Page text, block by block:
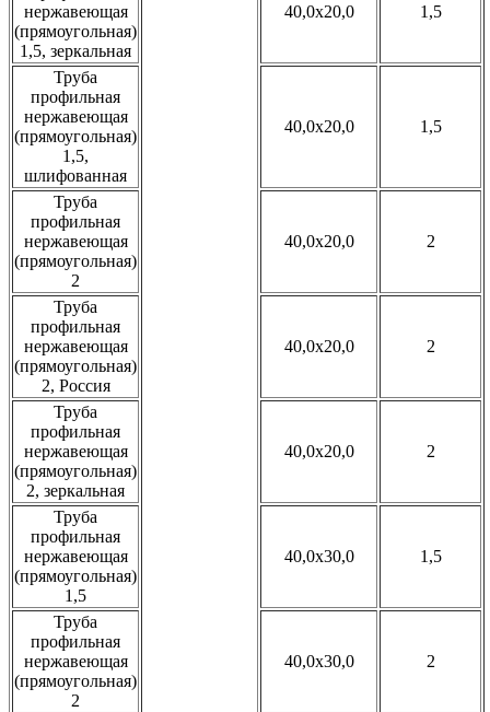
нержавеющая
(прямоугольная)
1,5, зеркальная
40,0x20,0 1,5
Труба
профильная
нержавеющая
(прямоугольная)
1,5,
шлифованная
40,0x20,0 1,5
Труба
профильная
нержавеющая
(прямоугольная)
2
40,0x20,0 2
Труба
профильная
нержавеющая
(прямоугольная)
2, Россия
40,0x20,0 2
Труба
профильная
нержавеющая
(прямоугольная)
2, зеркальная
40,0x20,0 2
Труба
профильная
нержавеющая
(прямоугольная)
1,5
40,0x30,0 1,5
Труба
профильная
нержавеющая
(прямоугольная)
2
40,0x30,0 2